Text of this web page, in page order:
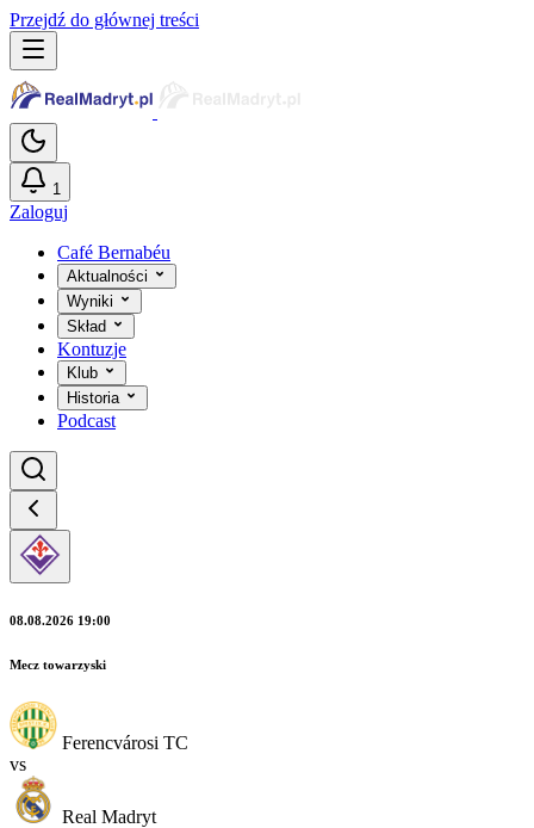
Przejdź do głównej treści
1
Zaloguj
Café Bernabéu
Aktualności
Wyniki
Skład
Kontuzje
Klub
Historia
Podcast
08.08.2026 19:00
Mecz towarzyski
Ferencvárosi TC
vs
Real Madryt